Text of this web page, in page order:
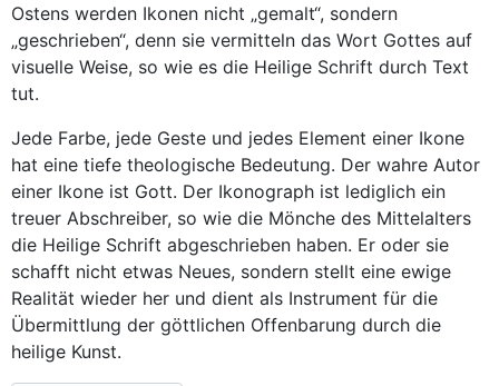
Ostens werden Ikonen nicht „gemalt“, sondern
„geschrieben“, denn sie vermitteln das Wort Gottes auf
visuelle Weise, so wie es die Heilige Schrift durch Text
tut.
Jede Farbe, jede Geste und jedes Element einer Ikone
hat eine tiefe theologische Bedeutung. Der wahre Autor
einer Ikone ist Gott. Der Ikonograph ist lediglich ein
treuer Abschreiber, so wie die Mönche des Mittelalters
die Heilige Schrift abgeschrieben haben. Er oder sie
schafft nicht etwas Neues, sondern stellt eine ewige
Realität wieder her und dient als Instrument für die
Übermittlung der göttlichen Offenbarung durch die
heilige Kunst.